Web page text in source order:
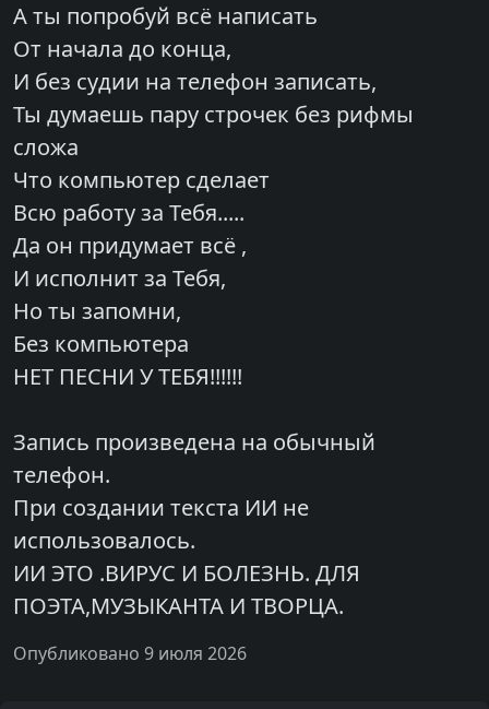
А ты попробуй всё написать
От начала до конца,
И без судии на телефон записать,
Ты думаешь пару строчек без рифмы
сложа
Что компьютер сделает
Всю работу за Тебя.....
Да он придумает всё ,
И исполнит за Тебя,
Но ты запомни,
Без компьютера
НЕТ ПЕСНИ У ТЕБЯ!!!!!!
Запись произведена на обычный
телефон.
При создании текста ИИ не
использовалось.
ИИ ЭТО .ВИРУС И БОЛЕЗНЬ. ДЛЯ
ПОЭТА,МУЗЫКАНТА И ТВОРЦА.
Опубликовано 9 июля 2026